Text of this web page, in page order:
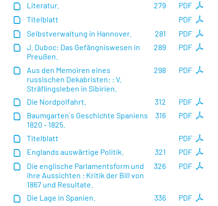
PDF
279
Literatur.
PDF
Titelblatt
PDF
281
Selbstverwaltung in Hannover.
PDF
289
J. Duboc: Das Gefängniswesen in
Preußen.
PDF
298
Aus den Memoiren eines
russischen Dekabristen: : V.
Sträflingsleben in Sibirien.
PDF
312
Die Nordpolfahrt.
PDF
316
Baumgarten´s Geschichte Spaniens
1820 - 1825.
PDF
Titelblatt
PDF
321
Englands auswärtige Politik.
PDF
326
Die englische Parlamentsform und
ihre Aussichten : Kritik der Bill von
1867 und Resultate.
PDF
336
Die Lage in Spanien.